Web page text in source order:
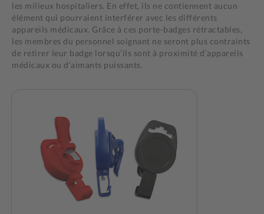
les milieux hospitaliers. En effet, ils ne contiennent aucun
élément qui pourraient interférer avec les différents
appareils médicaux. Grâce à ces porte-badges rétractables,
les membres du personnel soignant ne seront plus contraints
de retirer leur badge lorsqu’ils sont à proximité d’appareils
médicaux ou d’aimants puissants.